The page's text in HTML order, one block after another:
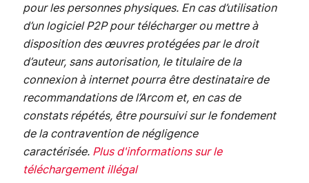
pour les personnes physiques. En cas d’utilisation
d’un logiciel P2P pour télécharger ou mettre à
disposition des œuvres protégées par le droit
d’auteur, sans autorisation, le titulaire de la
connexion à internet pourra être destinataire de
recommandations de l’Arcom et, en cas de
constats répétés, être poursuivi sur le fondement
de la contravention de négligence
caractérisée. Plus d'informations sur le
téléchargement illégal